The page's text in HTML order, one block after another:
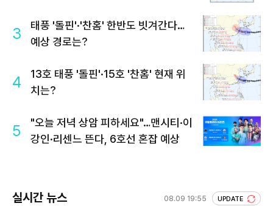
3
태풍 '돌핀'·'찬홈' 한반도 빗겨간다…
예상 경로는?
4
13호 태풍 '돌핀'·15호 '찬홈' 현재 위
치는?
5
"오늘 저녁 상암 피하세요"…맨시티·이
강인·리센느 뜬다, 6호선 혼잡 예상
실시간 뉴스 08.09 19:55 UPDATE